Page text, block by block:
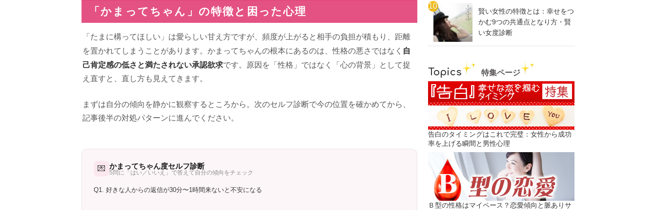
「かまってちゃん」の特徴と困った心理
「たまに構ってほしい」は愛らしい甘え方ですが、頻度が上がると相手の負担が積もり、距離
を置かれてしまうことがあります。かまってちゃんの根本にあるのは、性格の悪さではなく 自
己肯定感の低さと満たされない承認欲求です。原因を「性格」ではなく「心の背景」として捉
え直すと、直し方も見えてきます。
まずは自分の傾向を静かに観察するところから。次のセルフ診断で今の位置を確かめてから、
記事後半の対処パターンに進んでください。
💌 かまってちゃん度セルフ診断
5問に「はい／いいえ」で答えて自分の傾向をチェック
Q1. 好きな人からの返信が30分〜1時間来ないと不安になる
賢い女性の特徴とは：幸せをつ
かむ9つの共通点となり方・賢
い女度診断
Topics 特集ページ
告白のタイミングはこれで完璧：女性から成功
率を上げる瞬間と男性心理
Ｂ型の性格はマイペース？恋愛傾向と脈ありサ